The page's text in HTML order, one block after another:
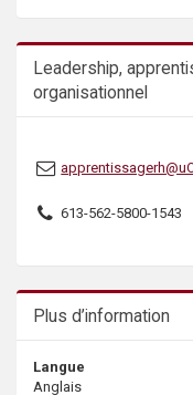
Leadership,
organisationnel
613-562-5800-1543
Plus d’information
Langue
Anglais